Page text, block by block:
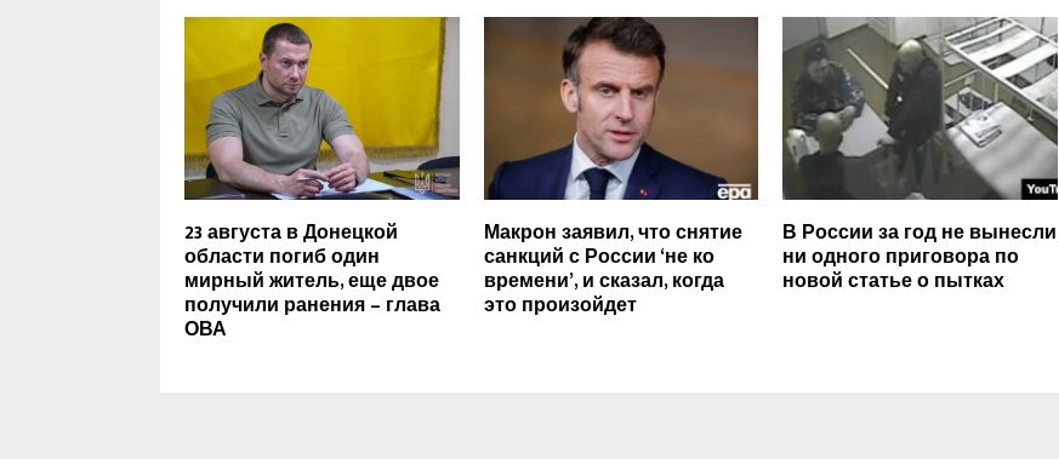
23 августа в Донецкой
области погиб один
мирный житель, еще двое
получили ранения – глава
ОВА
Макрон заявил, что снятие
санкций с России ‘не ко
времени’, и сказал, когда
это произойдет
В России за год не вынесли
ни одного приговора по
новой статье о пытках